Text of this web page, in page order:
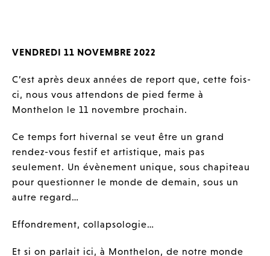
VENDREDI 11 NOVEMBRE 2022
C’est après deux années de report que, cette fois-
ci, nous vous attendons de pied ferme à
Monthelon le 11 novembre prochain.
Ce temps fort hivernal se veut être un grand
rendez-vous festif et artistique, mais pas
seulement. Un évènement unique, sous chapiteau
pour questionner le monde de demain, sous un
autre regard…
Effondrement, collapsologie…
Et si on parlait ici, à Monthelon, de notre monde